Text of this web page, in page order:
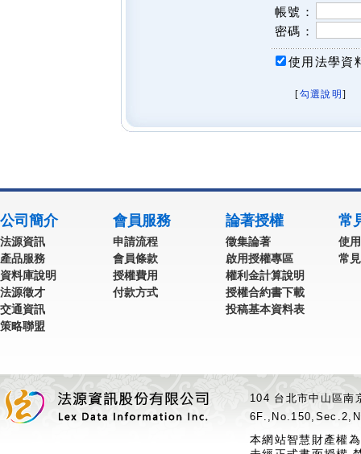
帳號：
密碼：
使用法學資
[勾選說明 ]
公司簡介
法源資訊
產品服務
資料庫說明
法源徵才
交通資訊
策略聯盟
會員服務
申請流程
會員條款
授權費用
付款方式
論著授權
徵集論著
啟用授權專區
權利金計算說明
授權合約書下載
投稿基本資料表
常
使
常
104 台北市中山區
本網站智慧財產權